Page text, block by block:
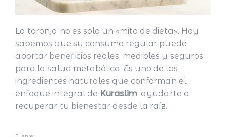
La toronja no es solo un «mito de dieta». Hoy
sabemos que su consumo regular puede
aportar beneficios reales, medibles y seguros
para la salud metabólica. Es uno de los
ingredientes naturales que conforman el
enfoque integral de Kuraslim: ayudarte a
recuperar tu bienestar desde la raíz.